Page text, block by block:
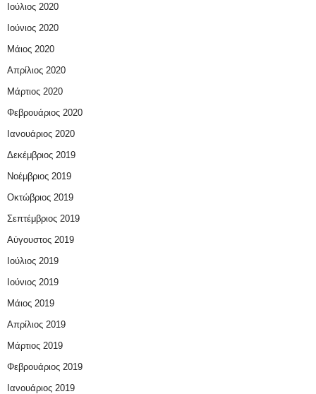
Ιούλιος 2020
Ιούνιος 2020
Μάιος 2020
Απρίλιος 2020
Μάρτιος 2020
Φεβρουάριος 2020
Ιανουάριος 2020
Δεκέμβριος 2019
Νοέμβριος 2019
Οκτώβριος 2019
Σεπτέμβριος 2019
Αύγουστος 2019
Ιούλιος 2019
Ιούνιος 2019
Μάιος 2019
Απρίλιος 2019
Μάρτιος 2019
Φεβρουάριος 2019
Ιανουάριος 2019